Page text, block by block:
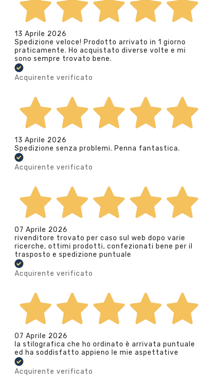
13 Aprile 2026
Spedizione veloce! Prodotto arrivato in 1 giorno
praticamente. Ho acquistato diverse volte e mi
sono sempre trovato bene.
Acquirente verificato
13 Aprile 2026
Spedizione senza problemi. Penna fantastica.
Acquirente verificato
07 Aprile 2026
rivenditore trovato per caso sul web dopo varie
ricerche, ottimi prodotti, confezionati bene per il
trasposto e spedizione puntuale
Acquirente verificato
07 Aprile 2026
la stilografica che ho ordinato è arrivata puntuale
ed ha soddisfatto appieno le mie aspettative
Acquirente verificato